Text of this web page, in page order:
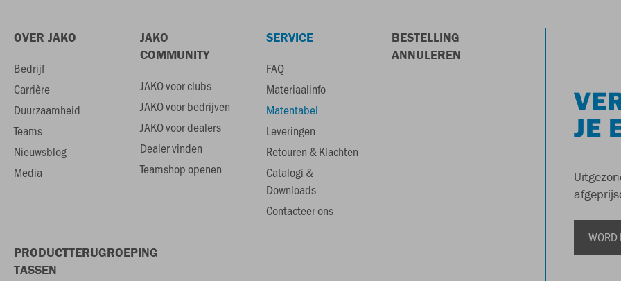
OVER JAKO
Bedrijf
Carrière
Duurzaamheid
Teams
Nieuwsblog
Media
JAKO
COMMUNITY
JAKO voor clubs
JAKO voor bedrijven
JAKO voor dealers
Dealer vinden
Teamshop openen
SERVICE
FAQ
Materiaalinfo
Matentabel
Leveringen
Retouren & Klachten
Catalogi &
Downloads
Contacteer ons
BESTELLING
ANNULEREN
PRODUCTTERUGROEPING
TASSEN
JE
WORD